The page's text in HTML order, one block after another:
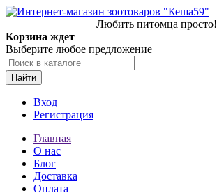
Любить питомца просто!
Корзина ждет
Выберите любое предложение
Найти
Вход
Регистрация
Главная
О нас
Блог
Доставка
Оплата